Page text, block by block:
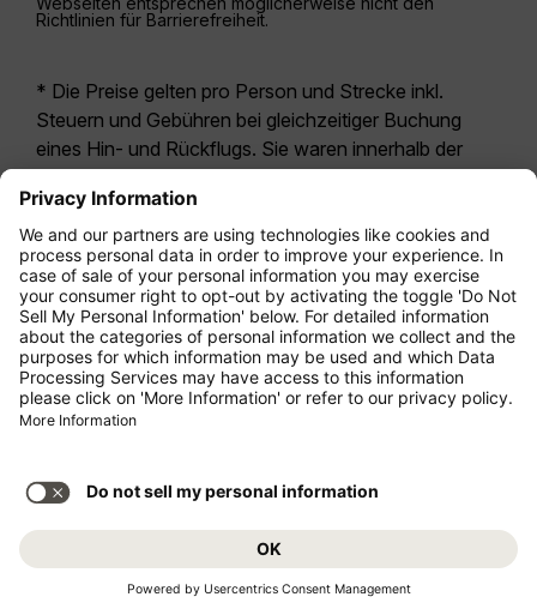
Richtlinien für Barrierefreiheit.
* Die Preise gelten pro Person und Strecke inkl.
Steuern und Gebühren bei gleichzeitiger Buchung
eines Hin- und Rückflugs. Sie waren innerhalb der
möglicherweise nicht mehr aktuell. Bei den für die
Economy Class angegebenen Tarifen handelt es
sich i.d.R. um Economy Zero, unsere restriktivste
Tarifoption. Es können hierfür zusätzliche Gebühren
fürAufgabegepäck oder für andere optionale
Leistungen anfallen. Es gelten dieAllgemeinen
Geschäftsbedingungen .